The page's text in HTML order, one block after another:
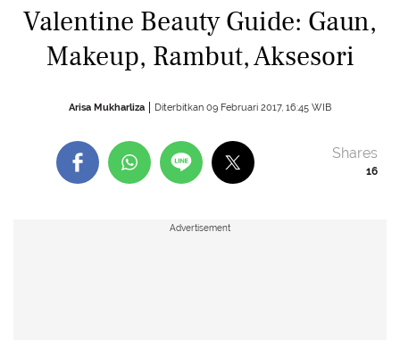
Valentine Beauty Guide: Gaun,
Makeup, Rambut, Aksesori
Arisa Mukharliza Diterbitkan 09 Februari 2017, 16:45 WIB
16
Shares
Advertisement